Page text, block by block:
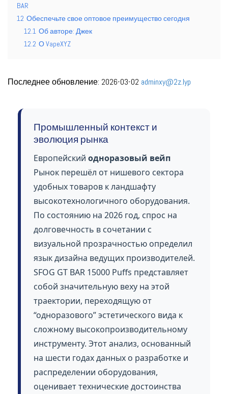
BAR
12 Обеспечьте свое оптовое преимущество сегодня
12.1 Об авторе: Джек
12.2 О VapeXYZ
Последнее обновление: 2026-03-02 adminxy@2z.lyp
Промышленный контекст и
эволюция рынка
Европейский одноразовый вейп
Рынок перешёл от нишевого сектора
удобных товаров к ландшафту
высокотехнологичного оборудования.
По состоянию на 2026 год, спрос на
долговечность в сочетании с
визуальной прозрачностью определил
язык дизайна ведущих производителей.
SFOG GT BAR 15000 Puffs представляет
собой значительную веху на этой
траектории, переходящую от
“одноразового” эстетического вида к
сложному высокопроизводительному
инструменту. Этот анализ, основанный
на шести годах данных о разработке и
распределении оборудования,
оценивает технические достоинства